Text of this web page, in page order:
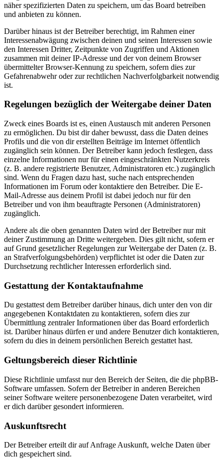
näher spezifizierten Daten zu speichern, um das Board betreiben
und anbieten zu können.
Darüber hinaus ist der Betreiber berechtigt, im Rahmen einer
Interessenabwägung zwischen deinen und seinen Interessen sowie
den Interessen Dritter, Zeitpunkte von Zugriffen und Aktionen
zusammen mit deiner IP-Adresse und der von deinem Browser
übermittelter Browser-Kennung zu speichern, sofern dies zur
Gefahrenabwehr oder zur rechtlichen Nachverfolgbarkeit notwendig
ist.
Regelungen bezüglich der Weitergabe deiner Daten
Zweck eines Boards ist es, einen Austausch mit anderen Personen
zu ermöglichen. Du bist dir daher bewusst, dass die Daten deines
Profils und die von dir erstellten Beiträge im Internet öffentlich
zugänglich sein können. Der Betreiber kann jedoch festlegen, dass
einzelne Informationen nur für einen eingeschränkten Nutzerkreis
(z. B. andere registrierte Benutzer, Administratoren etc.) zugänglich
sind. Wenn du Fragen dazu hast, suche nach entsprechenden
Informationen im Forum oder kontaktiere den Betreiber. Die E-
Mail-Adresse aus deinem Profil ist dabei jedoch nur für den
Betreiber und von ihm beauftragte Personen (Administratoren)
zugänglich.
Andere als die oben genannten Daten wird der Betreiber nur mit
deiner Zustimmung an Dritte weitergeben. Dies gilt nicht, sofern er
auf Grund gesetzlicher Regelungen zur Weitergabe der Daten (z. B.
an Strafverfolgungsbehörden) verpflichtet ist oder die Daten zur
Durchsetzung rechtlicher Interessen erforderlich sind.
Gestattung der Kontaktaufnahme
Du gestattest dem Betreiber darüber hinaus, dich unter den von dir
angegebenen Kontaktdaten zu kontaktieren, sofern dies zur
Übermittlung zentraler Informationen über das Board erforderlich
ist. Darüber hinaus dürfen er und andere Benutzer dich kontaktieren,
sofern du dies in deinem persönlichen Bereich gestattet hast.
Geltungsbereich dieser Richtlinie
Diese Richtlinie umfasst nur den Bereich der Seiten, die die phpBB-
Software umfassen. Sofern der Betreiber in anderen Bereichen
seiner Software weitere personenbezogene Daten verarbeitet, wird
er dich darüber gesondert informieren.
Auskunftsrecht
Der Betreiber erteilt dir auf Anfrage Auskunft, welche Daten über
dich gespeichert sind.